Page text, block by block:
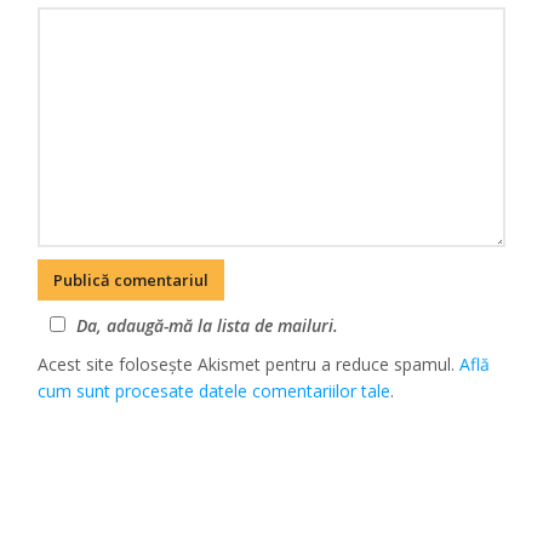
Da, adaugă-mă la lista de mailuri.
Acest site folosește Akismet pentru a reduce spamul.Află
cum sunt procesate datele comentariilor tale.